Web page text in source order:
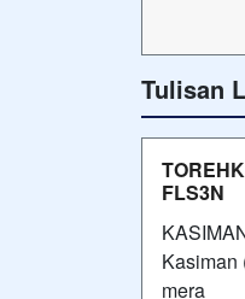
Tulisan
FLS3N
Kasiman
mera